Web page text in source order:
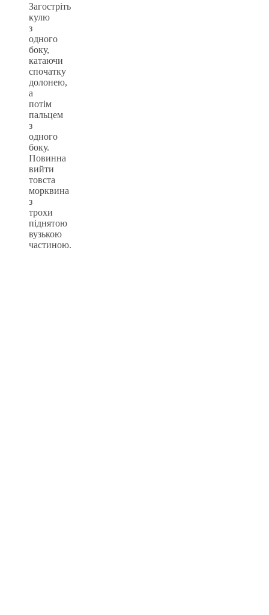
Загостріть
кулю
з
одного
боку,
катаючи
спочатку
долонею,
а
потім
пальцем
з
одного
боку.
Повинна
вийти
товста
морквина
з
трохи
піднятою
вузькою
частиною.